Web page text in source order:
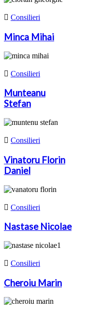
 Consilieri
Minca Mihai
 Consilieri
Munteanu
Stefan
 Consilieri
Vinatoru Florin
Daniel
 Consilieri
Nastase Nicolae
 Consilieri
Cheroiu Marin